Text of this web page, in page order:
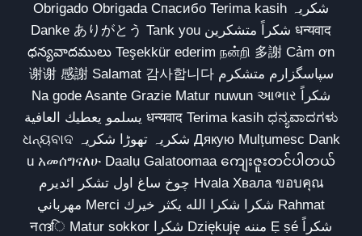
Obrigado Obrigada Спасибо Terima kasih شکریہ
Danke ありがとう Tank you شكراً متشكرين धन्यवाद
ధన్యవాదములు Teşekkür ederim நன்றி 多謝 Cảm ơn
谢谢 感謝 Salamat 감사합니다 سپاسگزارم متشکرم
Na gode Asante Grazie Matur nuwun આભાર شكراً
يسلمو يعطيك العافية धन्यवाद Terima kasih ಧನ್ಯವಾದಗಳು
ଧନ୍ୟବାଦ شکریہ تھوڑا شکریہ Дякую Mulțumesc Dank
u አመሰግናለሁ Daalụ Galatoomaa ကျေးဇူးတင်ပါတယ်
چوخ ساغ اول تشکر ائدیرم Hvala Хвала ขอบคุณ
مهرباني Merci شكرا شكرا الله يكثر خيرك Rahmat
नന്ദि Matur sokkor شكرا Dziękuję مننه Ẹ ṣé شكراً